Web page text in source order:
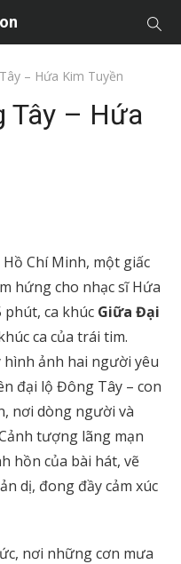
– Hứa Kim Tuyền
Tây – Hứa
Chí Minh, một giấc
hứng cho nhạc sĩ Hứa
phút, ca khúc Giữa Đại
ca của trái tim.
ảnh hai người yêu
đại lộ Đông Tây – con
nơi dòng người và
tượng lãng mạn
hồn của bài hát, vẽ
dị, đong đầy cảm xúc
nơi những cơn mưa